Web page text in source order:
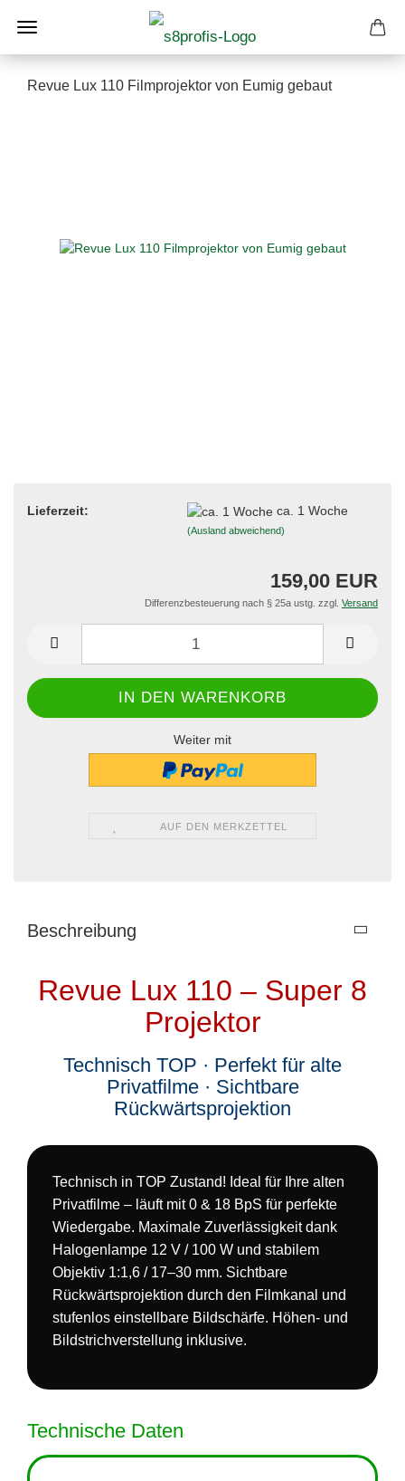
Revue Lux 110 Filmprojektor von Eumig gebaut
Lieferzeit: ca. 1 Woche
(Ausland abweichend)
159,00 EUR
Differenzbesteuerung nach § 25a ustg. zzgl. Versand
Weiter mit
AUF DEN MERKZETTEL
Beschreibung
Revue Lux 110 – Super 8
Projektor
Technisch TOP · Perfekt für alte
Privatfilme · Sichtbare
Rückwärtsprojektion
Technisch in TOP Zustand! Ideal für Ihre alten
Privatfilme – läuft mit 0 & 18 BpS für perfekte
Wiedergabe. Maximale Zuverlässigkeit dank
Halogenlampe 12 V / 100 W und stabilem
Objektiv 1:1,6 / 17–30 mm. Sichtbare
Rückwärtsprojektion durch den Filmkanal und
stufenlos einstellbare Bildschärfe. Höhen- und
Bildstrichverstellung inklusive.
Technische Daten